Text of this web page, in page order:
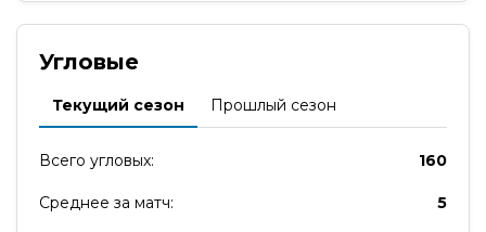
Угловые
Текущий сезон Прошлый сезон
Всего угловых: 160
Среднее за матч: 5